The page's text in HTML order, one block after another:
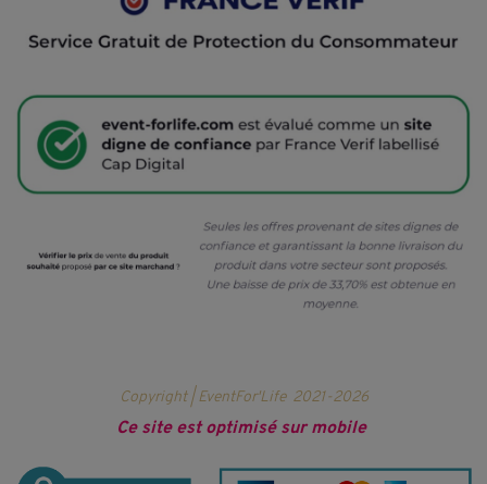
Copyright | EventFor'Life 2021-2026
Ce site est optimisé sur mobile